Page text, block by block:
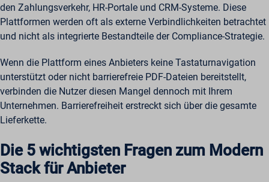
den Zahlungsverkehr, HR-Portale und CRM-Systeme. Diese
Plattformen werden oft als externe Verbindlichkeiten betrachtet
und nicht als integrierte Bestandteile der Compliance-Strategie.
Wenn die Plattform eines Anbieters keine Tastaturnavigation
unterstützt oder nicht barrierefreie PDF-Dateien bereitstellt,
verbinden die Nutzer diesen Mangel dennoch mit Ihrem
Unternehmen. Barrierefreiheit erstreckt sich über die gesamte
Lieferkette.
Die 5 wichtigsten Fragen zum Modern
Stack für Anbieter